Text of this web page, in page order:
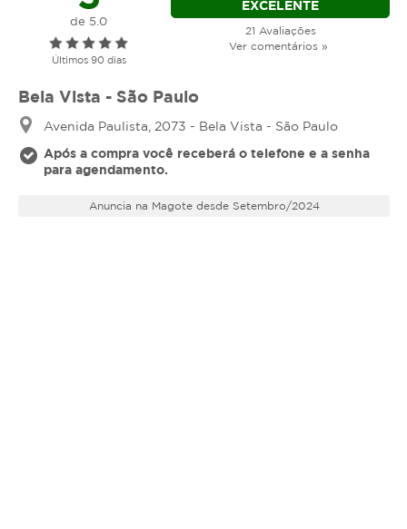
de 5.0
Últimos 90 dias
EXCELENTE
21 Avaliações
Ver comentários »
Bela Vista - São Paulo
Avenida Paulista, 2073 - Bela Vista - São Paulo
Após a compra você receberá o telefone e a senha
para agendamento.
Anuncia na Magote desde Setembro/2024